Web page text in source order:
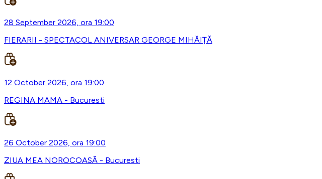
28 September 2026, ora 19:00
FIERARII - SPECTACOL ANIVERSAR GEORGE MIHĂIȚĂ
12 October 2026, ora 19:00
REGINA MAMA - Bucuresti
26 October 2026, ora 19:00
ZIUA MEA NOROCOASĂ - Bucuresti